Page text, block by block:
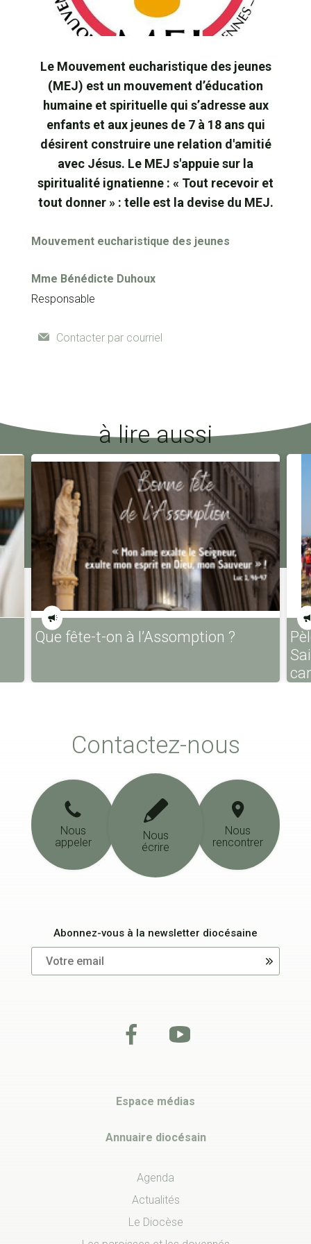
Le Mouvement eucharistique des jeunes
(MEJ) est un mouvement d’éducation
humaine et spirituelle qui s’adresse aux
enfants et aux jeunes de 7 à 18 ans qui
désirent construire une relation d'amitié
avec Jésus. Le MEJ s'appuie sur la
spiritualité ignatienne : « Tout recevoir et
tout donner » : telle est la devise du MEJ.
Mouvement eucharistique des jeunes
Mme Bénédicte Duhoux
Responsable
Contacter par courriel
à lire aussi
Que fête-t-on à l’Assomption ?
Contactez-nous
Nous
appeler
Nous
écrire
Nous
rencontrer
Abonnez-vous à la newsletter diocésaine
Espace médias
Annuaire diocésain
Agenda
Actualités
Le Diocèse